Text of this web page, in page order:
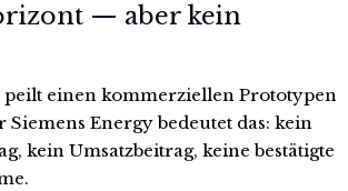
— aber kein
peilt einen kommerziellen Prototypen
Energy bedeutet das: kein
kein Umsatzbeitrag, keine bestätigte